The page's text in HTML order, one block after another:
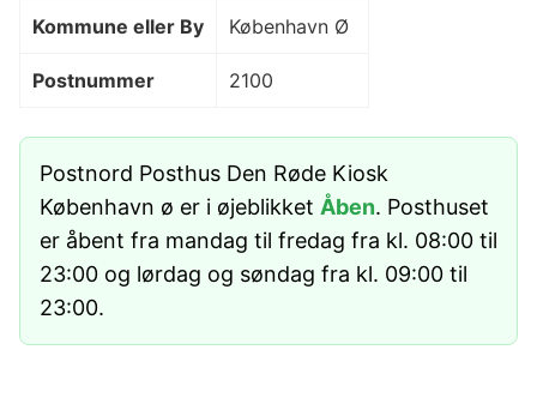
Kommune eller By København Ø
Postnummer 2100
Postnord Posthus Den Røde Kiosk
København ø er i øjeblikket Åben. Posthuset
er åbent fra mandag til fredag fra kl. 08:00 til
23:00 og lørdag og søndag fra kl. 09:00 til
23:00.